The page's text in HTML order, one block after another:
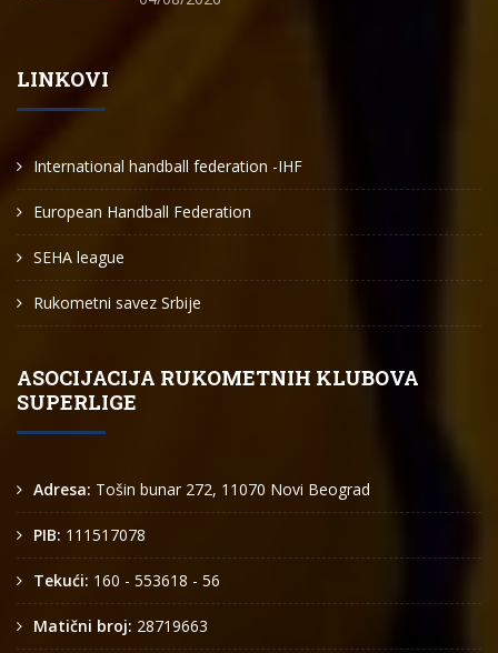
LINKOVI
International handball federation -IHF
European Handball Federation
SEHA league
Rukometni savez Srbije
ASOCIJACIJA RUKOMETNIH KLUBOVA
SUPERLIGE
Adresa: Tošin bunar 272, 11070 Novi Beograd
PIB: 111517078
Tekući: 160 - 553618 - 56
Matični broj: 28719663